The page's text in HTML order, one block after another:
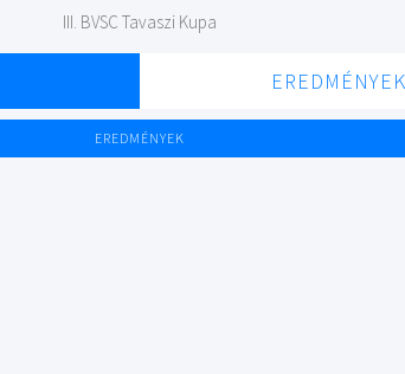
III. BVSC Tavaszi Kupa
EREDMÉNYEK
EREDMÉNYEK